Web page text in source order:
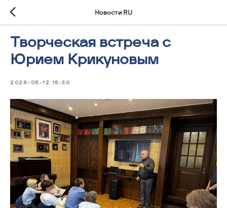
Новости RU
Творческая встреча с
Юрием Крикуновым
2026-05-12 16:30